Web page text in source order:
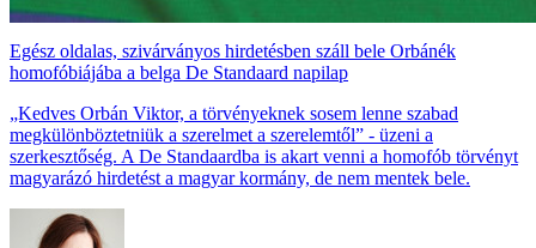
Egész oldalas, szivárványos hirdetésben száll bele Orbánék
homofóbiájába a belga De Standaard napilap
„Kedves Orbán Viktor, a törvényeknek sosem lenne szabad
megkülönböztetniük a szerelmet a szerelemtől” - üzeni a
szerkesztőség. A De Standaardba is akart venni a homofób törvényt
magyarázó hirdetést a magyar kormány, de nem mentek bele.